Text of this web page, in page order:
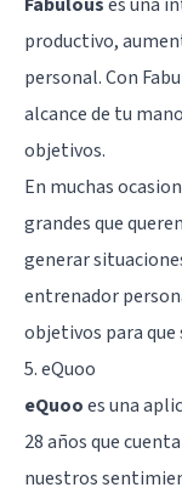
productivo,
personal. Con
alcance de tu
objetivos.
En muchas
grandes que
generar
entrenador
objetivos para que
5. eQuoo
eQuooes una
28 años que
nuestros